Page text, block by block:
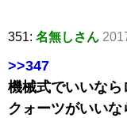
351: 名無しさん
>>347
機械式でいいな
クォーツがいい